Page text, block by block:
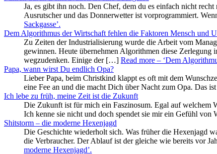
Ja, es gibt ihn noch. Den Chef, dem du es einfach nicht
Ausrutscher und das Donnerwetter ist vorprogrammiert.
Sackgasse’.
Dem Algorithmus der Wirtschaft fehlen die Faktoren Mensch und
Zu Zeiten der Industrialisierung wurde die Arbeit vom
gewinnen. Heute übernehmen Algorithmen diese
wegzudenken. Einige der […] Read more – ‘Dem
Papa, wann wirst Du endlich Opa?
Lieber Papa, beim Christkind klappt es oft mit dem
eine Fee an und die macht Dich über Nacht zum Opa.
Ich lebe zu früh, meine Zeit ist die Zukunft
Die Zukunft ist für mich ein Faszinosum. Egal auf welchem
Ich kenne sie nicht und doch spendet sie mir ein Gefühl
Shitstorm – die moderne Hexenjagd
Die Geschichte wiederholt sich. Was früher die Hexenjagd
die Verbraucher. Der Ablauf ist der gleiche wie bereits vor
moderne Hexenjagd’.